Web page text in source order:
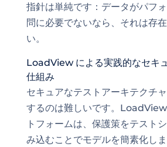
指針は単純です：データがパフ
問に必要でないなら、それは存
い。
LoadView による実践的なセキ
仕組み
セキュアなテストアーキテクチ
するのは難しいです。
トフォームは、保護策をテスト
み込むことでモデルを簡素化しま